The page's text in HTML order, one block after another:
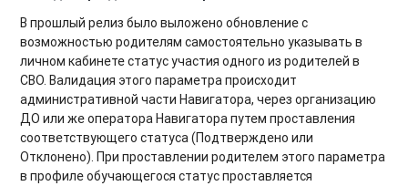
В прошлый релиз было выложено обновление с
возможностью родителям самостоятельно указывать в
личном кабинете статус участия одного из родителей в
СВО. Валидация этого параметра происходит
административной части Навигатора, через организацию
ДО или же оператора Навигатора путем проставления
соответствующего статуса (Подтверждено или
Отклонено). При проставлении родителем этого параметра
в профиле обучающегося статус проставляется